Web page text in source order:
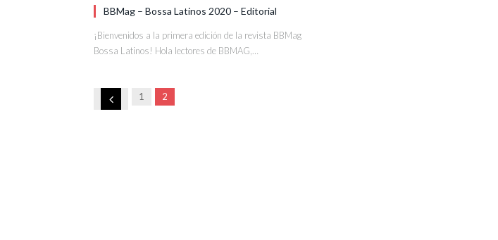
BBMag – Bossa Latinos 2020 – Editorial
¡Bienvenidos a la primera edición de la revista BBMag
Bossa Latinos! Hola lectores de BBMAG,…
Previous
1 2